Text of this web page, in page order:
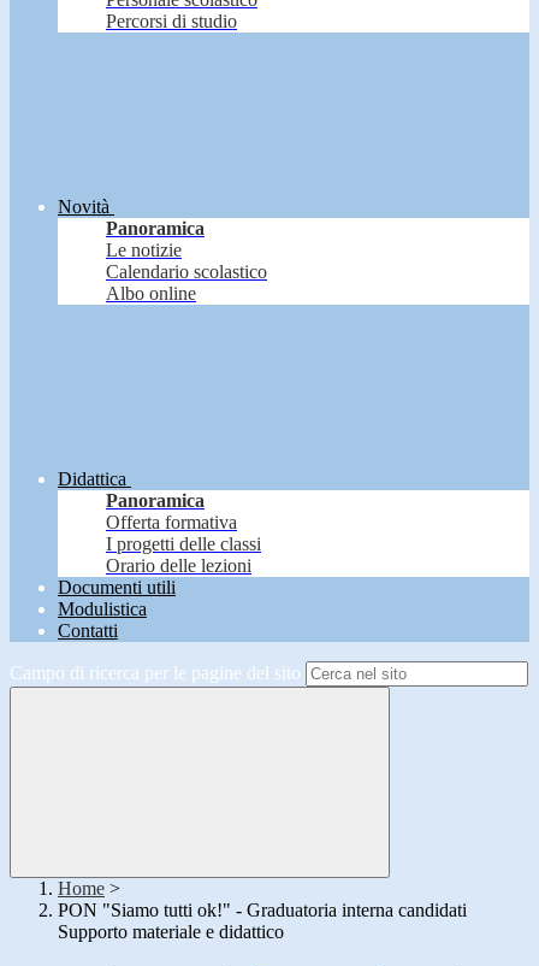
Percorsi di studio
Novità
Panoramica
Le notizie
Calendario scolastico
Albo online
Didattica
Panoramica
Offerta formativa
I progetti delle classi
Orario delle lezioni
Documenti utili
Modulistica
Contatti
Campo di ricerca per le pagine del sito
Home >
PON "Siamo tutti ok!" - Graduatoria interna candidati
Supporto materiale e didattico